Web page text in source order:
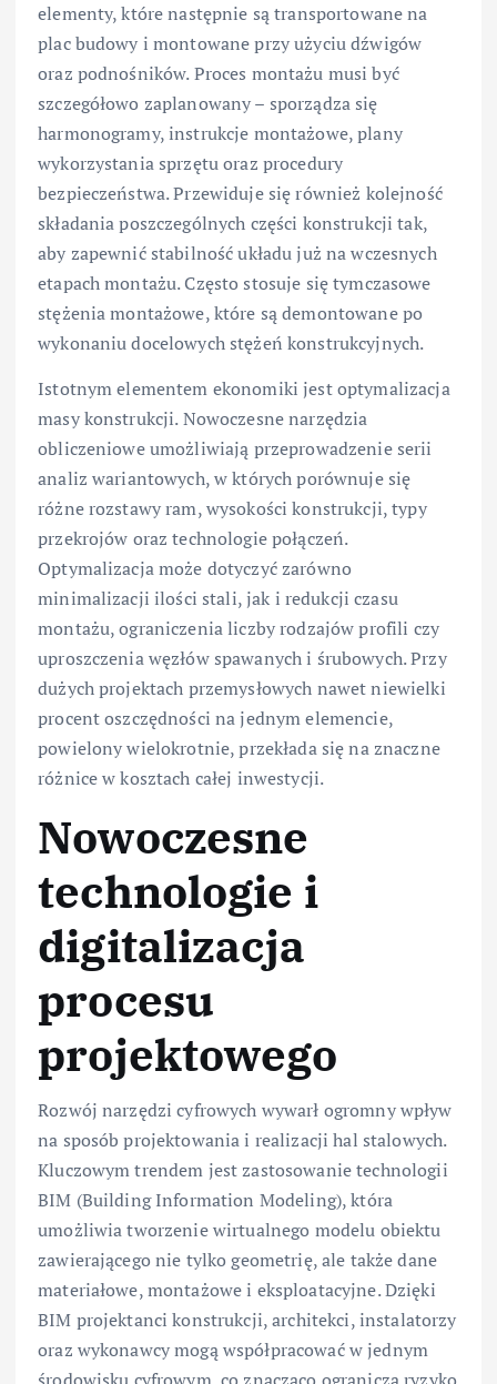
elementy, które następnie są transportowane na
plac budowy i montowane przy użyciu dźwigów
oraz podnośników. Proces montażu musi być
szczegółowo zaplanowany – sporządza się
harmonogramy, instrukcje montażowe, plany
wykorzystania sprzętu oraz procedury
bezpieczeństwa. Przewiduje się również kolejność
składania poszczególnych części konstrukcji tak,
aby zapewnić stabilność układu już na wczesnych
etapach montażu. Często stosuje się tymczasowe
stężenia montażowe, które są demontowane po
wykonaniu docelowych stężeń konstrukcyjnych.
Istotnym elementem ekonomiki jest optymalizacja
masy konstrukcji. Nowoczesne narzędzia
obliczeniowe umożliwiają przeprowadzenie serii
analiz wariantowych, w których porównuje się
różne rozstawy ram, wysokości konstrukcji, typy
przekrojów oraz technologie połączeń.
Optymalizacja może dotyczyć zarówno
minimalizacji ilości stali, jak i redukcji czasu
montażu, ograniczenia liczby rodzajów profili czy
uproszczenia węzłów spawanych i śrubowych. Przy
dużych projektach przemysłowych nawet niewielki
procent oszczędności na jednym elemencie,
powielony wielokrotnie, przekłada się na znaczne
różnice w kosztach całej inwestycji.
Nowoczesne
technologie i
digitalizacja
procesu
projektowego
Rozwój narzędzi cyfrowych wywarł ogromny wpływ
na sposób projektowania i realizacji hal stalowych.
Kluczowym trendem jest zastosowanie technologii
BIM (Building Information Modeling), która
umożliwia tworzenie wirtualnego modelu obiektu
zawierającego nie tylko geometrię, ale także dane
materiałowe, montażowe i eksploatacyjne. Dzięki
BIM projektanci konstrukcji, architekci, instalatorzy
oraz wykonawcy mogą współpracować w jednym